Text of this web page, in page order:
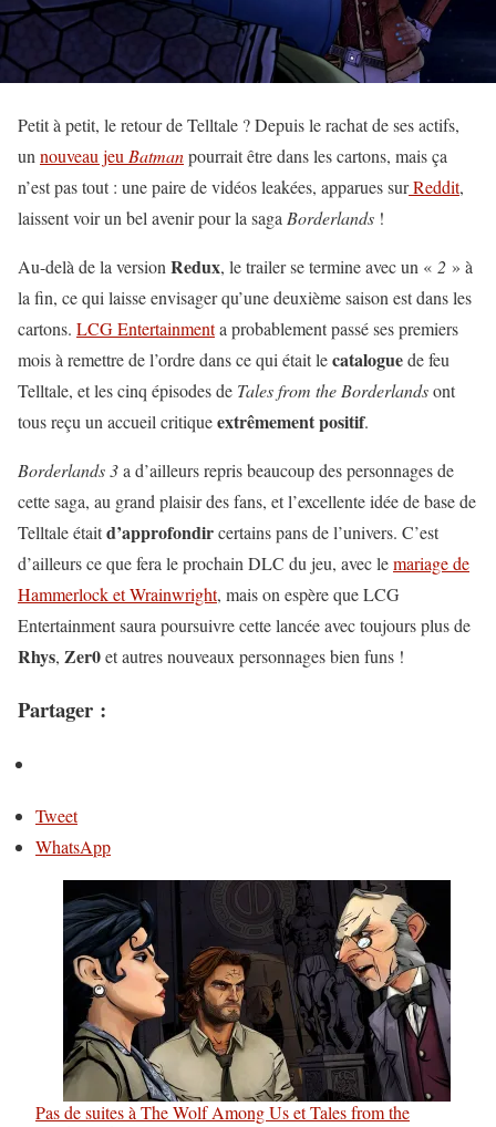
Petit à petit, le retour de Telltale ? Depuis le rachat de ses actifs,
un nouveau jeu Batmanpourrait être dans les cartons, mais ça
n’est pas tout : une paire de vidéos leakées, apparues surReddit,
laissent voir un bel avenir pour la saga Borderlands !
Au-delà de la version Redux, le trailer se termine avec un « 2 » à
la fin, ce qui laisse envisager qu’une deuxième saison est dans les
cartons. LCG Entertainmenta probablement passé ses premiers
mois à remettre de l’ordre dans ce qui était lecataloguede feu
Telltale, et les cinq épisodes de Tales from the Borderlandsont
tous reçu un accueil critiqueextrêmement positif.
Borderlands 3a d’ailleurs repris beaucoup des personnages de
cette saga, au grand plaisir des fans, et l’excellente idée de base de
Telltale étaitd’approfondircertains pans de l’univers. C’est
d’ailleurs ce que fera le prochain DLC du jeu, avec lemariage de
Hammerlock et Wrainwright, mais on espère que LCG
Entertainment saura poursuivre cette lancée avec toujours plus de
Rhys, Zer0et autres nouveaux personnages bien funs !
Partager :
Tweet
WhatsApp
Pas de suites à The Wolf Among Us et Tales from the